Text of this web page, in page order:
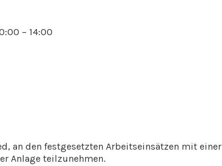
– 14:00
an den festgesetzten Arbeitseinsätzen mit einer
Anlage teilzunehmen.